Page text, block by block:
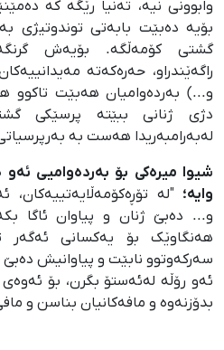
وابوونی نیە، تەنیا رێگە کە
بۆیە دەبێت بابەتی توندوتیژی
گشتی کۆمەڵگە. بۆیەش گرنگە
راگەێندراو، حەرەکەتە
و...) بەردەوامیان هەبێت تاکوو
دژی ژنانی ببێتە پرسێکی
لەبەرامبەریدا هەست بە
شیوا میرەکی بۆ بەردەوامیی ئەو
وایە؛ "لە تۆڕەکۆمەڵایەتییەکان،
و... دەبێ ژنان و پیاوان ئاگا
هەنگاوێک بۆ یەکسانی ئەگەر
سەرکەوتوو نابێت و پیاوانیش دەبێ
ئەو رۆڵە لەئەستۆ بگرن، بۆ
بدۆزنەوە و مافەکانیان بناسن و